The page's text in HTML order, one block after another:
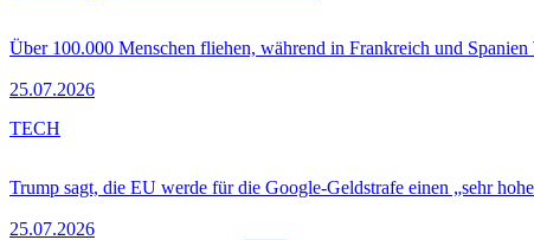
Über 100.000 Menschen fliehen, während in Frankreich und Spanien
25.07.2026
Trump sagt, die EU werde für die Google-Geldstrafe einen „sehr
25.07.2026
TECH